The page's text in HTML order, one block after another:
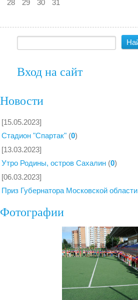
28
29 30 31
Вход на сайт
Новости
[15.05.2023]
Стадион "Спартак" (0)
[13.03.2023]
Утро Родины, остров Сахалин (0)
[06.03.2023]
Приз Губернатора Московской области
Фотографии